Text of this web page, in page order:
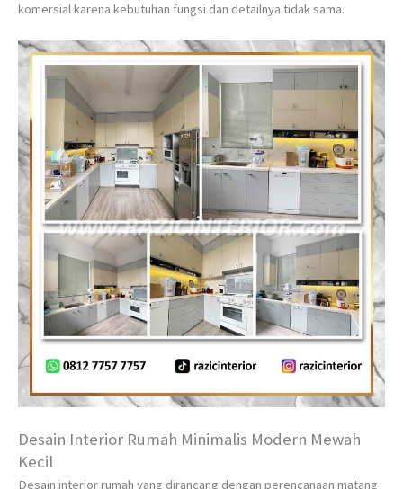
komersial karena kebutuhan fungsi dan detailnya tidak sama.
Desain Interior Rumah Minimalis Modern Mewah
Kecil
Desain interior rumah yang dirancang dengan perencanaan matang